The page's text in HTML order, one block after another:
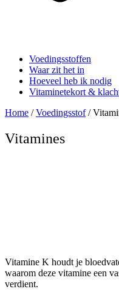
Voedingsstoffen
Waar zit het in
Hoeveel heb ik nodig
Vitaminetekort &
Home /Voedingsstof/
Vitamines
Vitamine K houdt je
waarom deze vitamine een
verdient.